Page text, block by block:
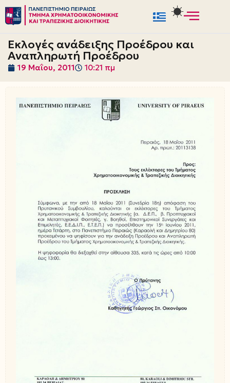
Μεταπηδήστε
στο
περιεχόμενο
Εκλογές ανάδειξης Προέδρου και
Αναπληρωτή Προέδρου
19 Μαΐου, 2011 10:21 πμ